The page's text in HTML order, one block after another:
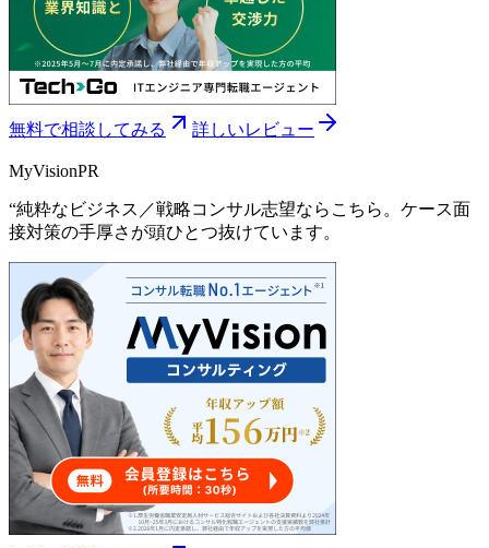
無料で相談してみる 詳しいレビュー
MyVisionPR
“純粋なビジネス／戦略コンサル志望ならこちら。ケース面
接対策の手厚さが頭ひとつ抜けています。